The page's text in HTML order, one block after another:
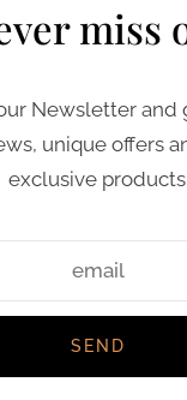
miss
Newsletter and
unique offers
exclusive products.